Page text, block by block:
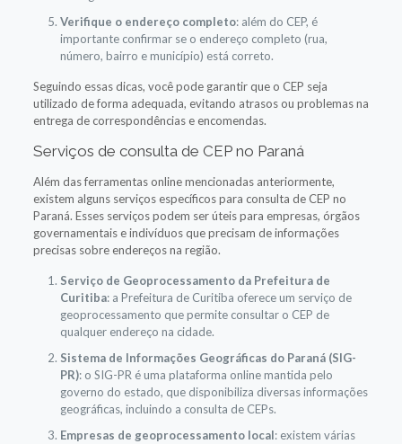
Verifique o endereço completo: além do CEP, é
importante confirmar se o endereço completo (rua,
número, bairro e município) está correto.
Seguindo essas dicas, você pode garantir que o CEP seja
utilizado de forma adequada, evitando atrasos ou problemas na
entrega de correspondências e encomendas.
Serviços de consulta de CEP no Paraná
Além das ferramentas online mencionadas anteriormente,
existem alguns serviços específicos para consulta de CEP no
Paraná. Esses serviços podem ser úteis para empresas, órgãos
governamentais e indivíduos que precisam de informações
precisas sobre endereços na região.
Serviço de Geoprocessamento da Prefeitura de
Curitiba: a Prefeitura de Curitiba oferece um serviço de
geoprocessamento que permite consultar o CEP de
qualquer endereço na cidade.
Sistema de Informações Geográficas do Paraná (SIG-
PR): o SIG-PR é uma plataforma online mantida pelo
governo do estado, que disponibiliza diversas informações
geográficas, incluindo a consulta de CEPs.
Empresas de geoprocessamento local: existem várias